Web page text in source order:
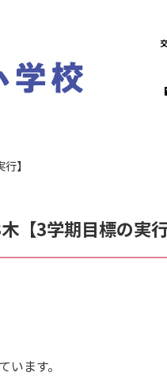
】
【3学期目標の実行
ます。